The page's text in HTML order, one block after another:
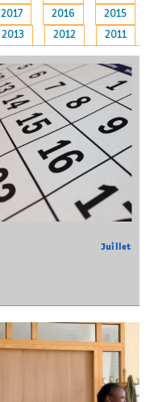
2017 2016
2015
2013 2012 2011
Juillet